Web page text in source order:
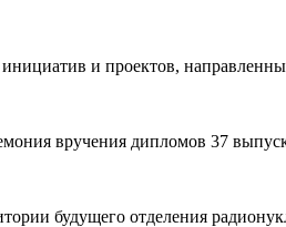
и проектов,
вручения дипломов 37
будущего отделения